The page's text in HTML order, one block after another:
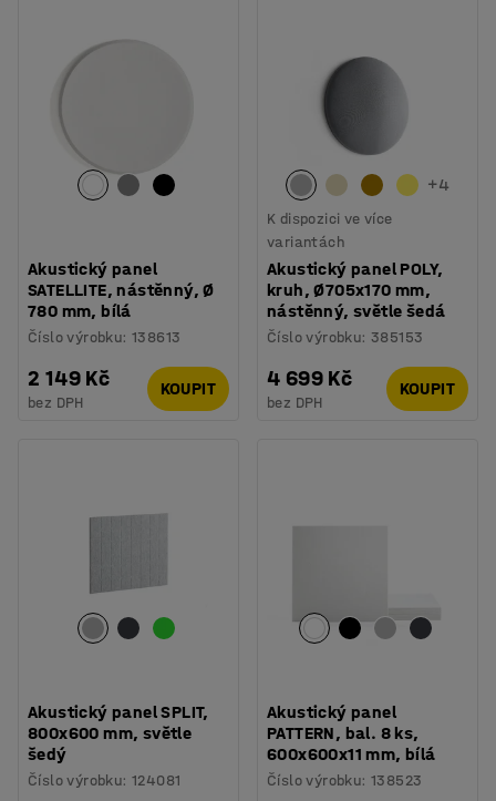
Akustický panel
SATELLITE, nástěnný, Ø
780 mm, bílá
Číslo výrobku:138613
2 149 Kč
bez DPH
KOUPIT
+4
K dispozici ve více
variantách
Akustický panel POLY,
kruh, Ø705x170 mm,
nástěnný, světle šedá
Číslo výrobku:385153
4 699 Kč
bez DPH
KOUPIT
Akustický panel SPLIT,
800x600 mm, světle
šedý
Číslo výrobku:124081
Akustický panel
PATTERN, bal. 8 ks,
600x600x11 mm, bílá
Číslo výrobku:138523